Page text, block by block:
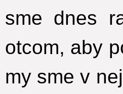
sme dnes
otcom, aby
my sme v